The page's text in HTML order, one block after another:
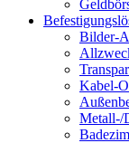
Bilder-
Kabel-
Metall-/